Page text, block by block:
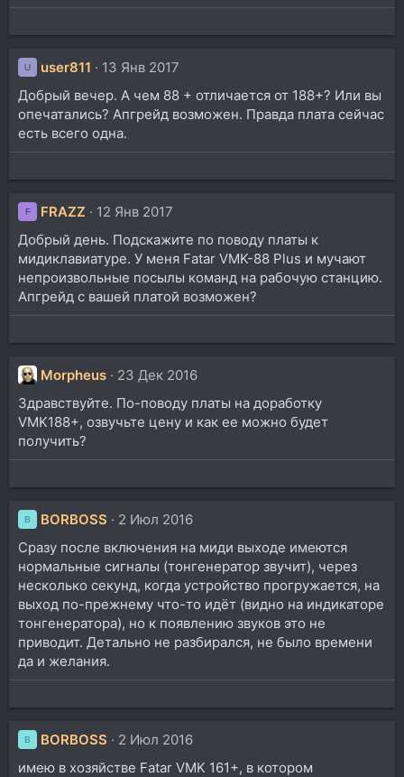
U user811
13 Янв 2017
Добрый вечер. А чем 88 + отличается от 188+? Или вы
опечатались? Апгрейд возможен. Правда плата сейчас
есть всего одна.
F FRAZZ
12 Янв 2017
Добрый день. Подскажите по поводу платы к
мидиклавиатуре. У меня Fatar VMK-88 Plus и мучают
непроизвольные посылы команд на рабочую станцию.
Апгрейд с вашей платой возможен?
Morpheus
23 Дек 2016
Здравствуйте. По-поводу платы на доработку
VMK188+, озвучьте цену и как ее можно будет
получить?
B BORBOSS
2 Июл 2016
Сразу после включения на миди выходе имеются
нормальные сигналы (тонгенератор звучит), через
несколько секунд, когда устройство прогружается, на
выход по-прежнему что-то идёт (видно на индикаторе
тонгенератора), но к появлению звуков это не
приводит. Детально не разбирался, не было времени
да и желания.
B BORBOSS
2 Июл 2016
имею в хозяйстве Fatar VMK 161+, в котором